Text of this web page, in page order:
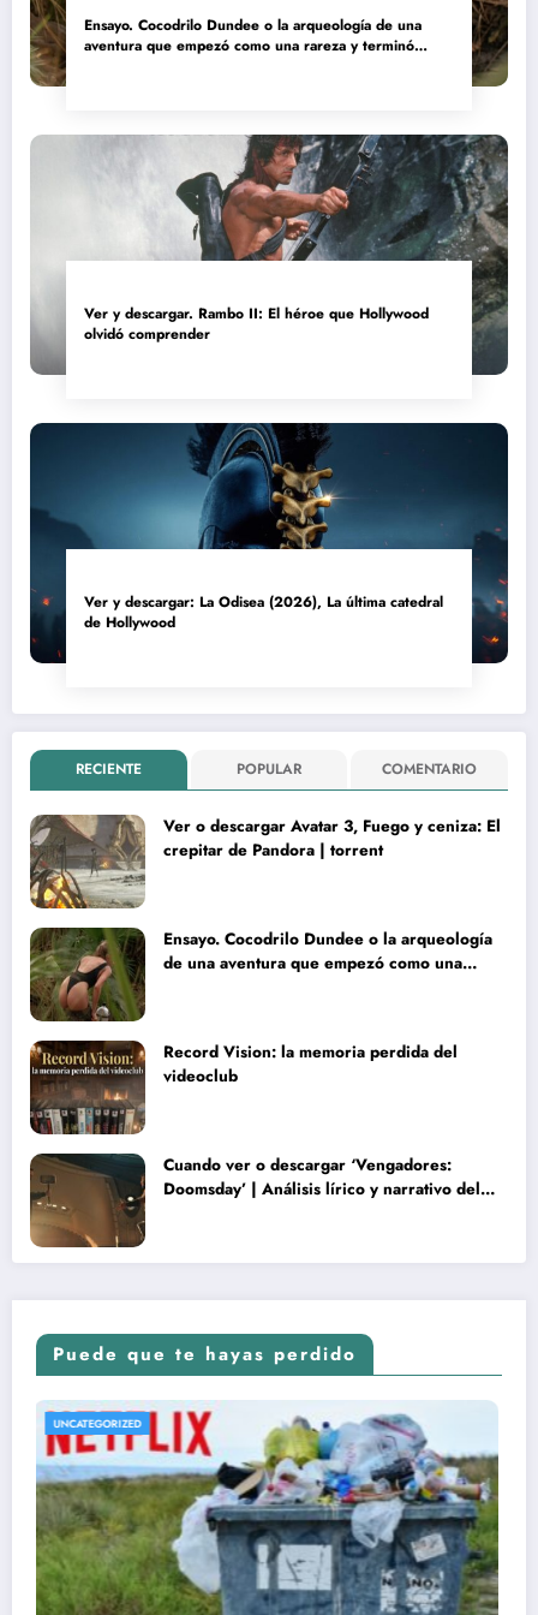
Ensayo. Cocodrilo Dundee o la arqueología de una
aventura que empezó como una rareza y terminó
Ver y descargar. Rambo II: El héroe que Hollywood
olvidó comprender
Ver y descargar: La Odisea (2026), La última catedral
de Hollywood
RECIENTE POPULAR COMENTARIO
Ver o descargar Avatar 3, Fuego y ceniza: El
crepitar de Pandora | torrent
Ensayo. Cocodrilo Dundee o la arqueología
de una aventura que empezó como una
Record Vision: la memoria perdida del
videoclub
Cuando ver o descargar ‘Vengadores:
Doomsday’ | Análisis lírico y narrativo del
Puede que te hayas perdido
UNCATEGORIZED